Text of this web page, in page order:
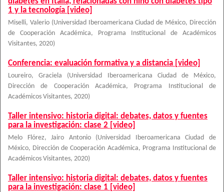
1 y la tecnología [video]
Miselli, Valerio (Universidad Iberoamericana Ciudad de México, Dirección
de Cooperación Académica, Programa Institucional de Académicos
Visitantes, 2020)
Conferencia: evaluación formativa y a distancia [video]
Loureiro, Graciela (Universidad Iberoamericana Ciudad de México,
Dirección de Cooperación Académica, Programa Institucional de
Académicos Visitantes, 2020)
Taller intensivo: historia digital: debates, datos y fuentes
para la investigación: clase 2 [video]
Melo Flórez, Jairo Antonio (Universidad Iberoamericana Ciudad de
México, Dirección de Cooperación Académica, Programa Institucional de
Académicos Visitantes, 2020)
Taller intensivo: historia digital: debates, datos y fuentes
para la investigación: clase 1 [video]